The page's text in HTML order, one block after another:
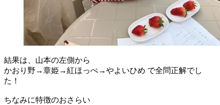
結果は、山本の左側から
かおり野→章姫→紅ほっぺ→やよいひめ で全問正解でし
た！
ちなみに特徴のおさらい